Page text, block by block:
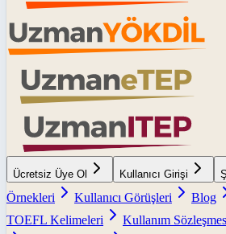
Ücretsiz Üye Ol Kullanıcı Girişi
Örnekleri
Kullanıcı Görüşleri Blog
TOEFL Kelimeleri
Kullanım